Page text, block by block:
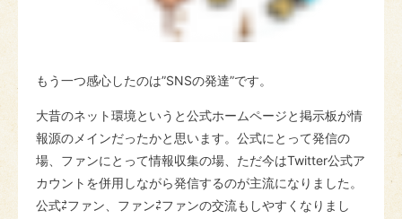
もう一つ感心したのは”SNSの発達”です。
大昔のネット環境というと公式ホームページと掲示板が情
報源のメインだったかと思います。公式にとって発信の
場、ファンにとって情報収集の場、ただ今はTwitter公式ア
カウントを併用しながら発信するのが主流になりました。
公式⇄ファン、ファン⇄ファンの交流もしやすくなりまし